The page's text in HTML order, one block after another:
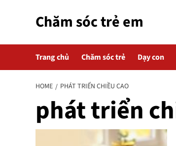
Chăm sóc trẻ em
Trang chủ Chăm sóc trẻ Dạy con
HOME PHÁT TRIỂN CHIỀU CAO
phát triển